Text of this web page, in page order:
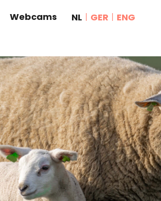
Webcams NL GER ENG